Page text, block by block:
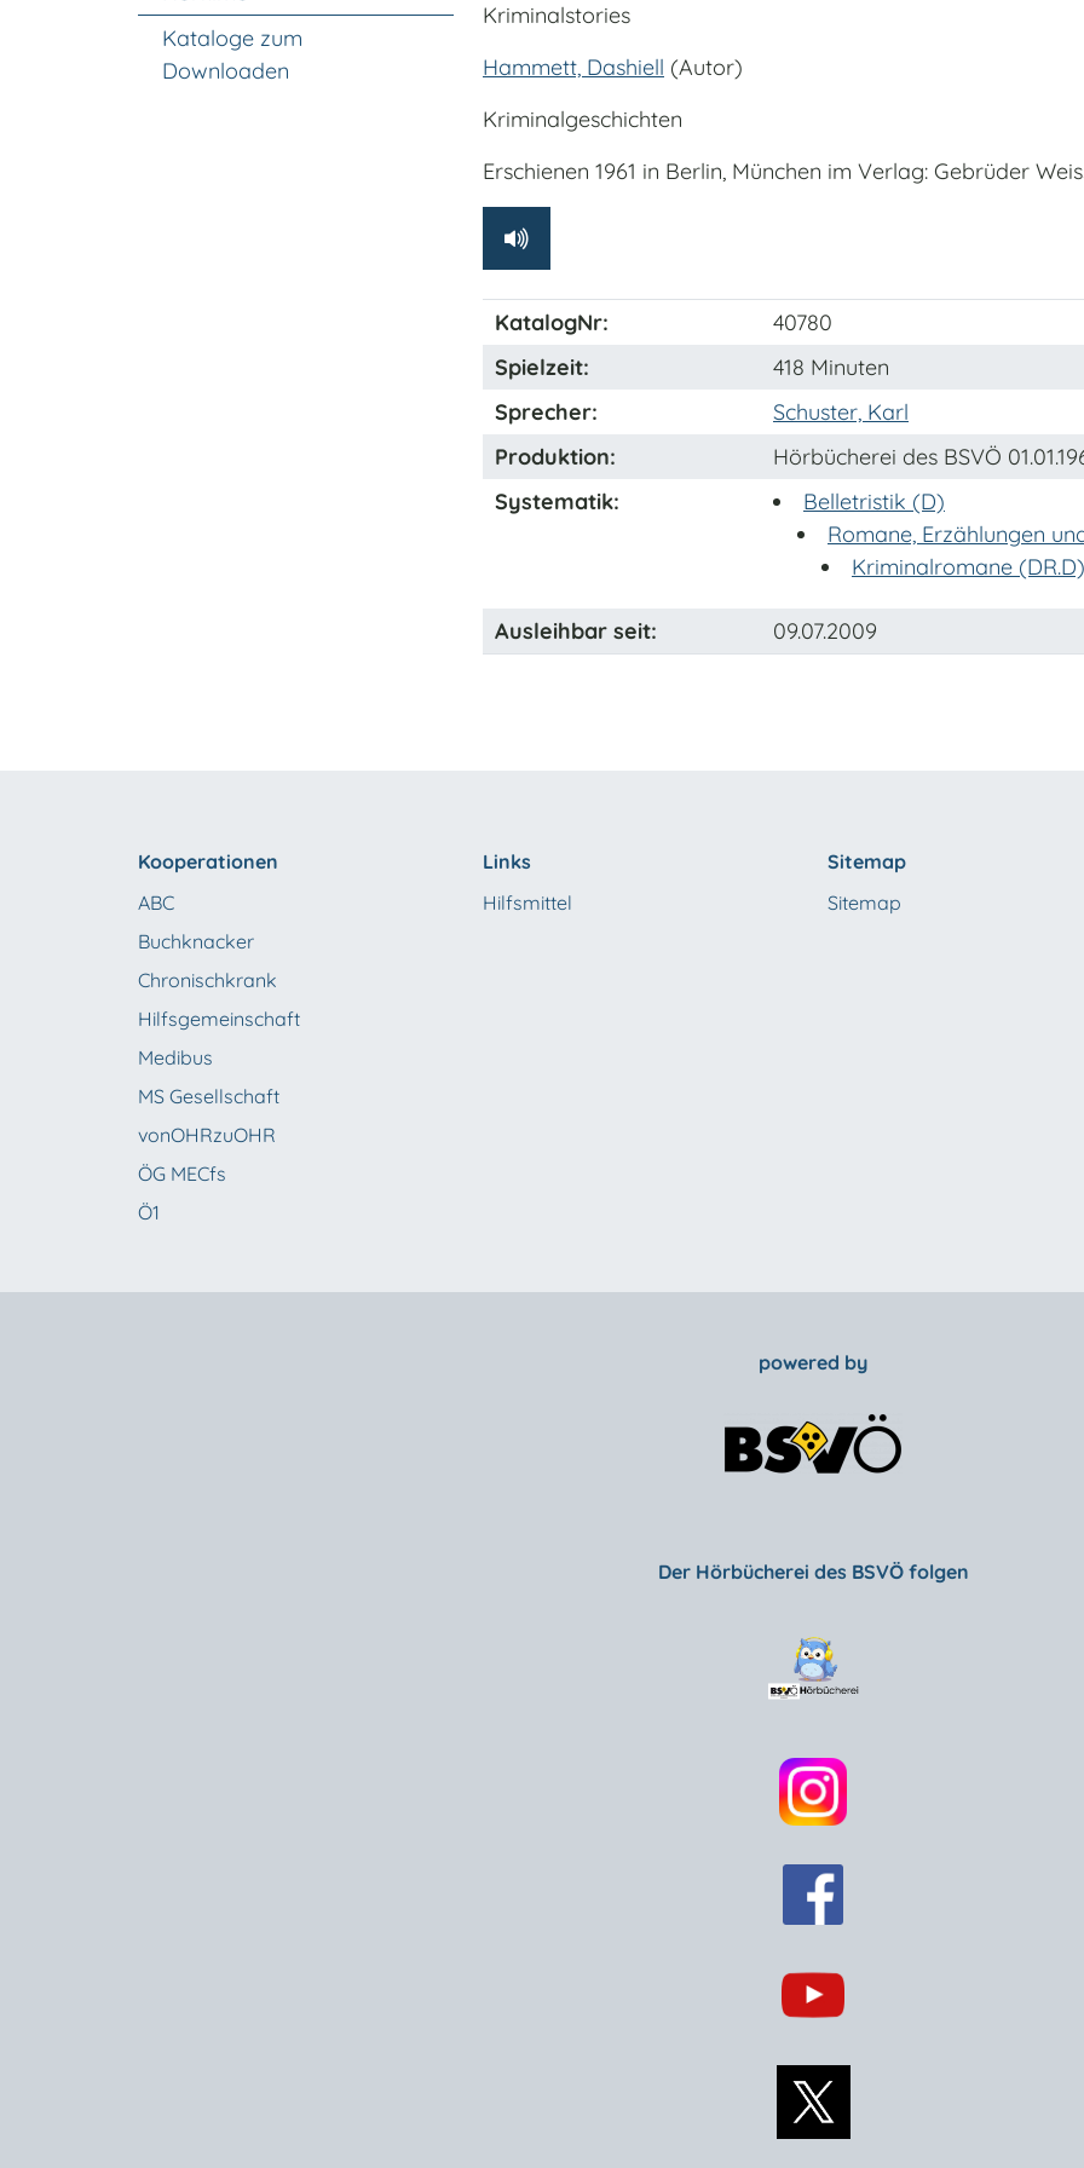
Kriminalstories
Hammett, Dashiell (Autor)
Kriminalgeschichten
Erschienen 1961 in Berlin, München im Verlag: Gebrüder
KatalogNr:
40780
Spielzeit:
418 Minuten
Sprecher:
Schuster, Karl
Produktion:
Hörbücherei des BSVÖ
Systematik:
Belletristik (D)
Romane, Erzählungen
Kriminalromane (DR.D)
Ausleihbar seit: 09.07.2009
Kataloge zum
Downloaden
Kooperationen
ABC
Buchknacker
Chronischkrank
Hilfsgemeinschaft
Medibus
MS Gesellschaft
vonOHRzuOHR
ÖG MECfs
Ö1
Links
Hilfsmittel
Sitemap
Sitemap
powered by
Der Hörbücherei des BSVÖ folgen